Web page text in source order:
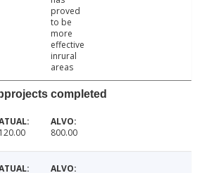
proved
to be
more
effective
inrural
areas
completed
800.00